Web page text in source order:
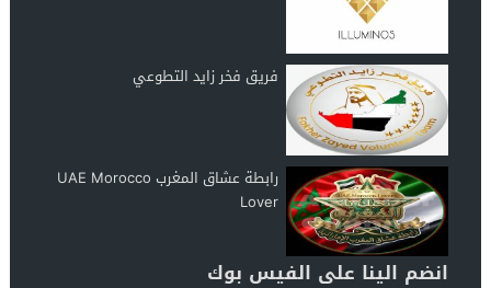
فريق فخر زايد التطوعي
رابطة عشاق المغرب UAE Morocco
Lover
انضم الينا على الفيس بوك